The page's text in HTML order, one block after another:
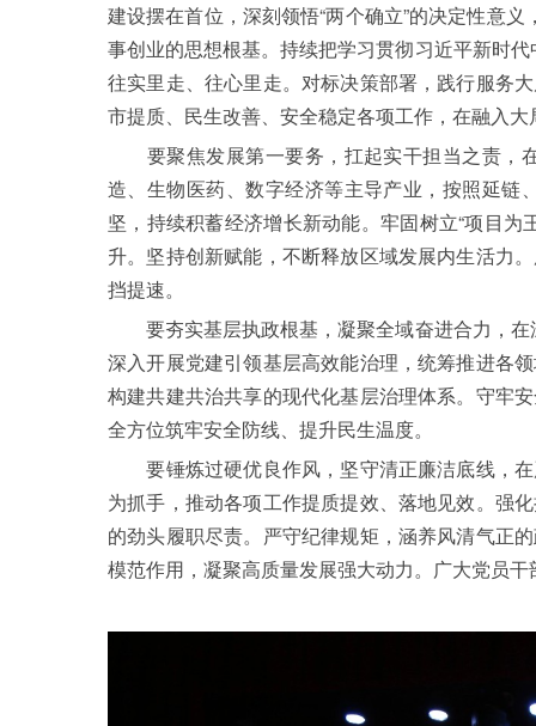
建设摆在首位，深刻领悟“两个确立”的决定性意
事创业的思想根基。持续把学习贯彻习近平新时
往实里走、往心里走。对标决策部署，践行服务
市提质、民生改善、安全稳定各项工作，在融入
要聚焦发展第一要务，扛起实干担当之责，
造、生物医药、数字经济等主导产业，按照延链
坚，持续积蓄经济增长新动能。牢固树立“项目
升。坚持创新赋能，不断释放区域发展内生活力
挡提速。
要夯实基层执政根基，凝聚全域奋进合力，在
深入开展党建引领基层高效能治理，统筹推进各
构建共建共治共享的现代化基层治理体系。守牢
全方位筑牢安全防线、提升民生温度。
要锤炼过硬优良作风，坚守清正廉洁底线，在
为抓手，推动各项工作提质提效、落地见效。强
的劲头履职尽责。严守纪律规矩，涵养风清气正
模范作用，凝聚高质量发展强大动力。广大党员